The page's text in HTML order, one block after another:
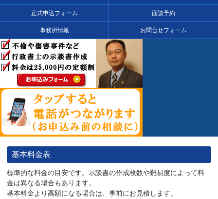
正式申込フォーム 面談予約
事務所情報 お問合せフォーム
基本料金表
標準的な料金の目安です。示談書の作成枚数や難易度によって料
金は異なる場合もあります。
基本料金より高額になる場合は、事前にお見積します。